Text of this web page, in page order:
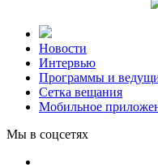
Новости
Интервью
Программы и
Сетка вещания
Мобильное
Мы в соцсетях